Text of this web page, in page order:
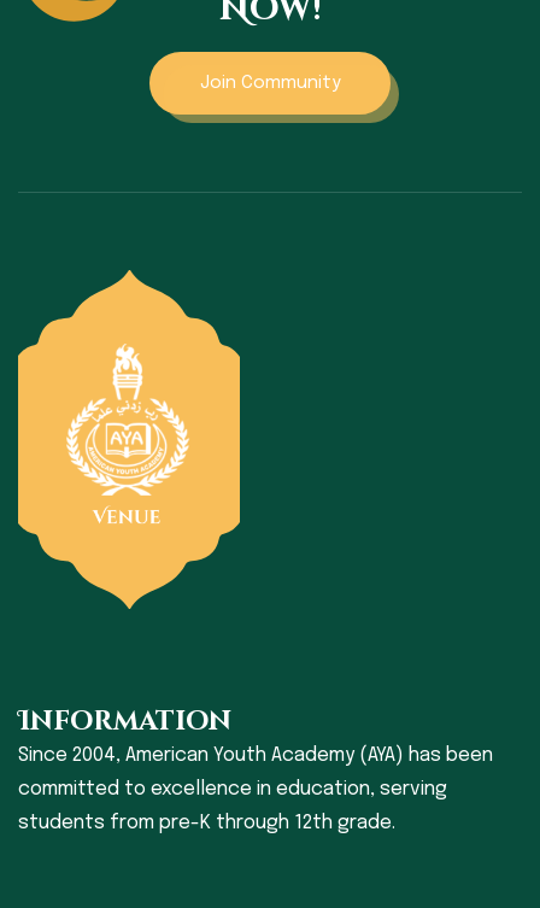
Now!
Join Community
Information
Since 2004, American Youth Academy (AYA) has been
committed to excellence in education, serving
students from pre-K through 12th grade.